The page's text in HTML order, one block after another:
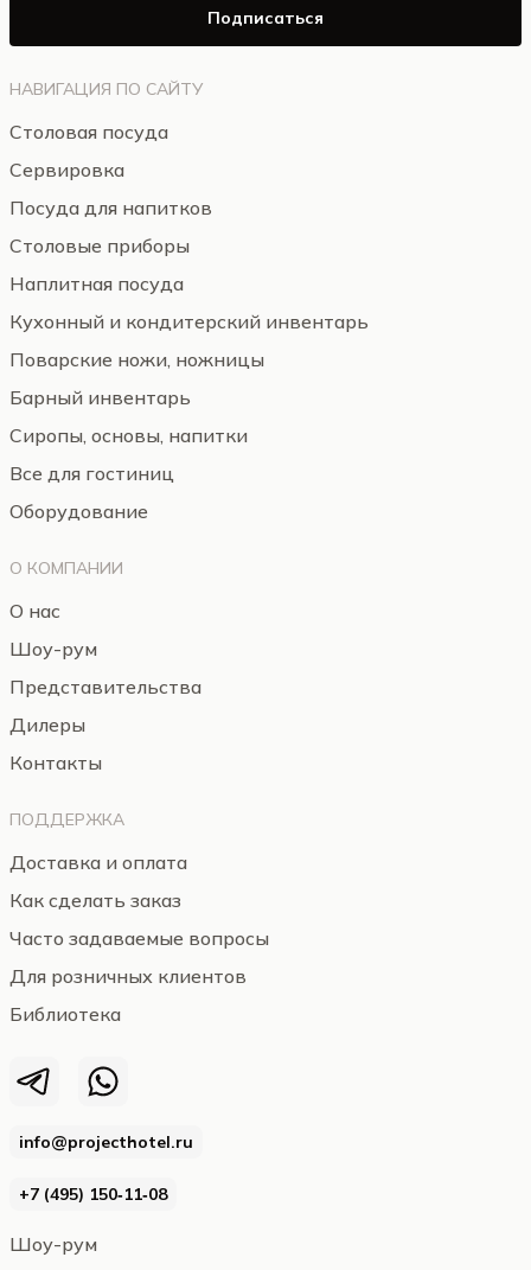
info@projecthotel.ru
+7 (495) 150‑11‑08
Шоу-рум
НАВИГАЦИЯ ПО САЙТУ
Столовая посуда
Сервировка
Посуда для напитков
Столовые приборы
Наплитная посуда
Кухонный и кондитерский инвентарь
Поварские ножи, ножницы
Барный инвентарь
Сиропы, основы, напитки
Все для гостиниц
Оборудование
О КОМПАНИИ
О нас
Шоу-рум
Представительства
Дилеры
Контакты
ПОДДЕРЖКА
Доставка и оплата
Как сделать заказ
Часто задаваемые вопросы
Для розничных клиентов
Библиотека
Подписаться